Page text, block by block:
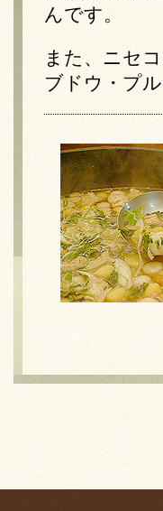
んです。
また、ニセ
ブドウ・プ